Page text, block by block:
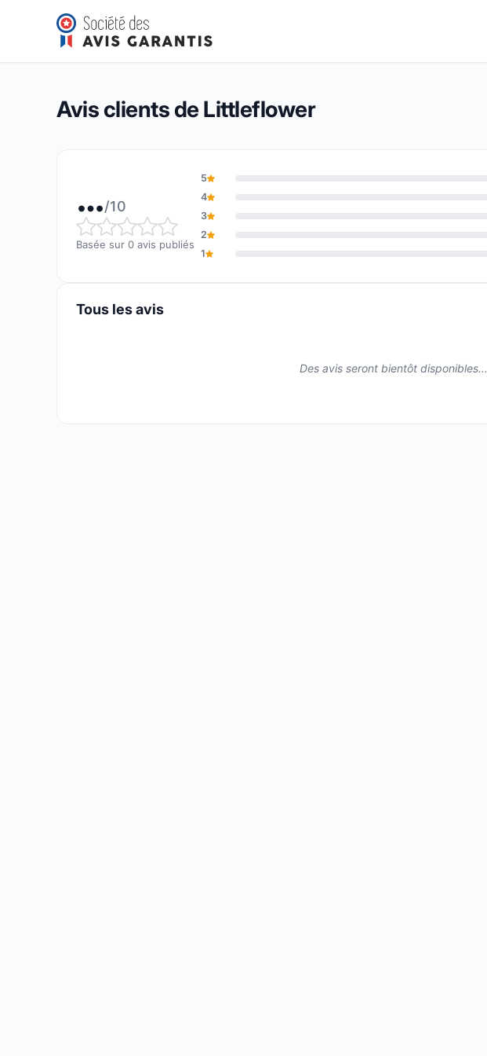
Littleflower
Note globale : … sur 10
…/10(0 avis)
Avis clients de Littleflower
…/10
Note globale : … sur 10
Basée sur 0 avis publiés
5
4
3
2
1
Tous les avis
Des avis seront bientôt disponibles...